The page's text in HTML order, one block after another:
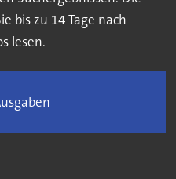
bis zu 14 Tage nach
lesen.